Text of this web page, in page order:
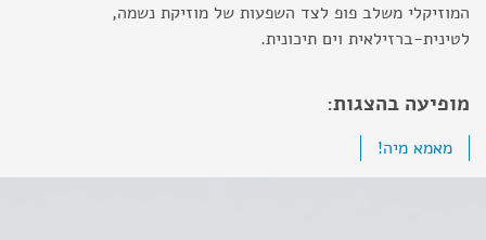
המוזיקלי משלב פופ לצד השפעות של מוזיקת נשמה,
לטינית-ברזילאית וים תיכונית.
מופיעה בהצגות:
מאמא מיה!